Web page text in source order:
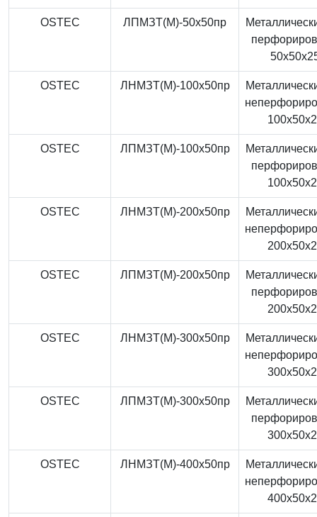
OSTEC ЛПМЗТ(М)-50x50пр
OSTEC ЛНМЗТ(М)-100x50пр
OSTEC ЛПМЗТ(М)-100x50пр
OSTEC ЛНМЗТ(М)-200x50пр
OSTEC ЛПМЗТ(М)-200x50пр
OSTEC ЛНМЗТ(М)-300x50пр
OSTEC ЛПМЗТ(М)-300x50пр
OSTEC ЛНМЗТ(М)-400x50пр